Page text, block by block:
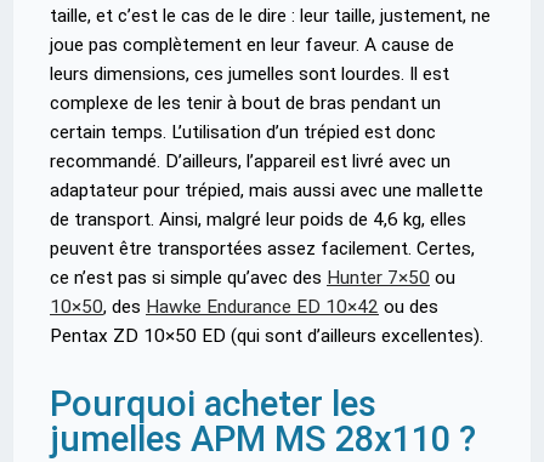
taille, et c’est le cas de le dire : leur taille, justement, ne
joue pas complètement en leur faveur. A cause de
leurs dimensions, ces jumelles sont lourdes. Il est
complexe de les tenir à bout de bras pendant un
certain temps. L’utilisation d’un trépied est donc
recommandé. D’ailleurs, l’appareil est livré avec un
adaptateur pour trépied, mais aussi avec une mallette
de transport. Ainsi, malgré leur poids de 4,6 kg, elles
peuvent être transportées assez facilement. Certes,
ce n’est pas si simple qu’avec des Hunter 7×50 ou
10×50, des Hawke Endurance ED 10×42 ou des
Pentax ZD 10×50 ED (qui sont d’ailleurs excellentes).
Pourquoi acheter les
jumelles APM MS 28x110 ?